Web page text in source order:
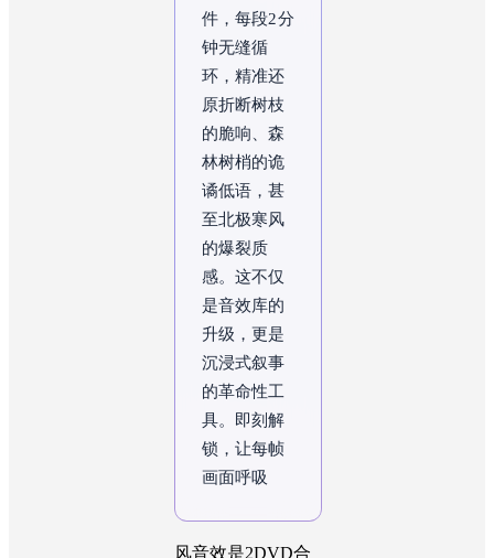
件，每段2分
钟无缝循
环，精准还
原折断树枝
的脆响、森
林树梢的诡
谲低语，甚
至北极寒风
的爆裂质
感。这不仅
是音效库的
升级，更是
沉浸式叙事
的革命性工
具。即刻解
锁，让每帧
画面呼吸自